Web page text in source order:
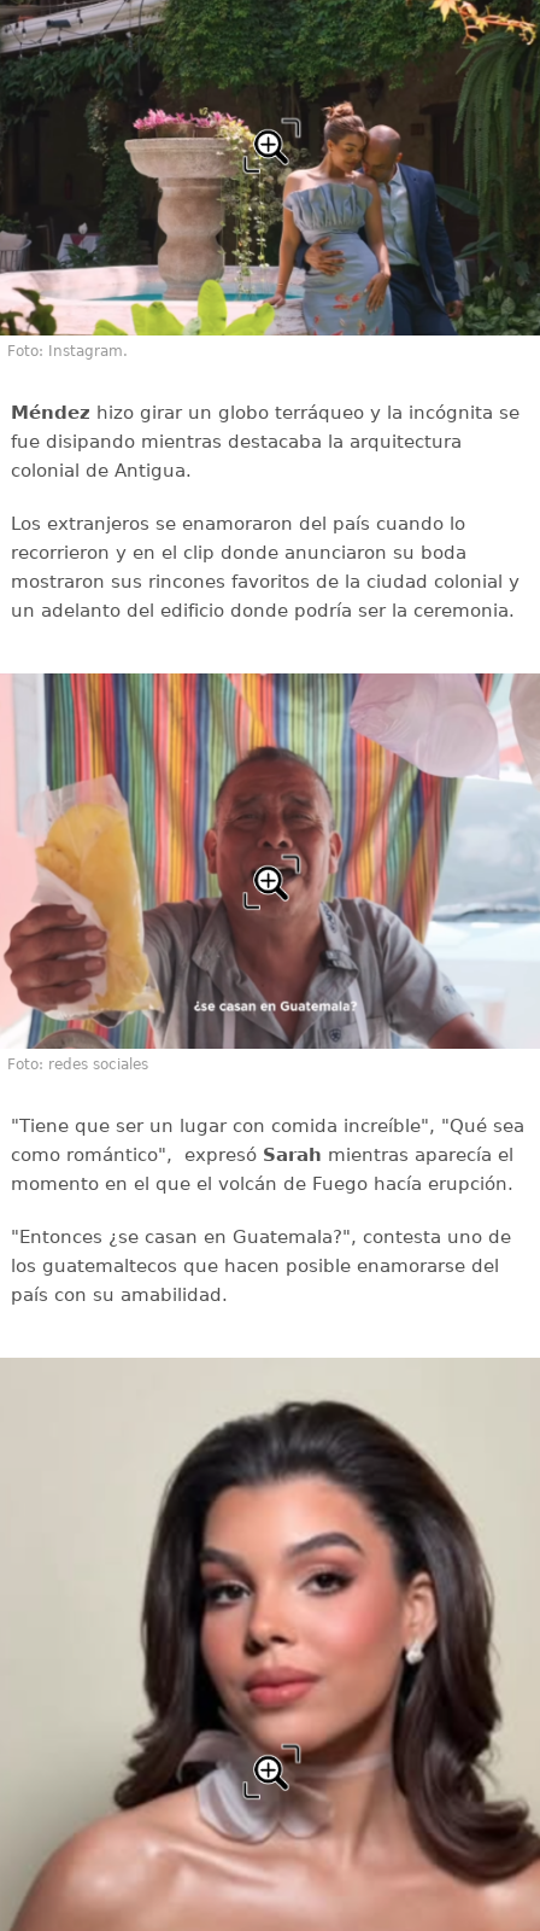
Foto: Instagram.
Méndez hizo girar un globo terráqueo y la incógnita se
fue disipando mientras destacaba la arquitectura
colonial de Antigua.
Los extranjeros se enamoraron del país cuando lo
recorrieron y en el clip donde anunciaron su boda
mostraron sus rincones favoritos de la ciudad colonial y
un adelanto del edificio donde podría ser la ceremonia.
Foto: redes sociales
"Tiene que ser un lugar con comida increíble", "Qué sea
como romántico", expresó Sarah mientras aparecía el
momento en el que el volcán de Fuego hacía erupción.
"Entonces ¿se casan en Guatemala?", contesta uno de
los guatemaltecos que hacen posible enamorarse del
país con su amabilidad.